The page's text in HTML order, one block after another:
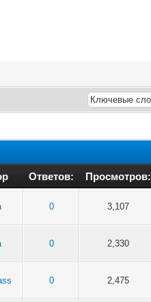
Ответов: Просмотров:
0 3,107
0 2,330
0 2,475